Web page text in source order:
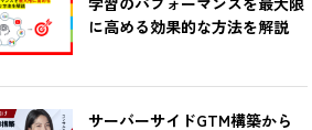
に高める効果的な方法を解説
サーバーサイドGTM構築から